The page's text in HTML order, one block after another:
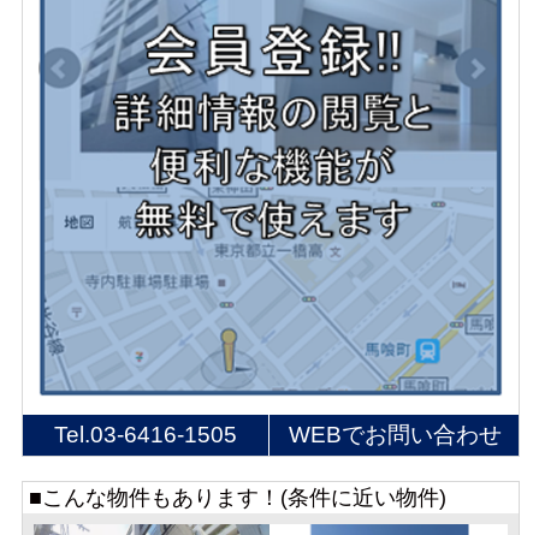
Tel.03-6416-1505 WEBでお問い合わせ
■こんな物件もあります！(条件に近い物件)